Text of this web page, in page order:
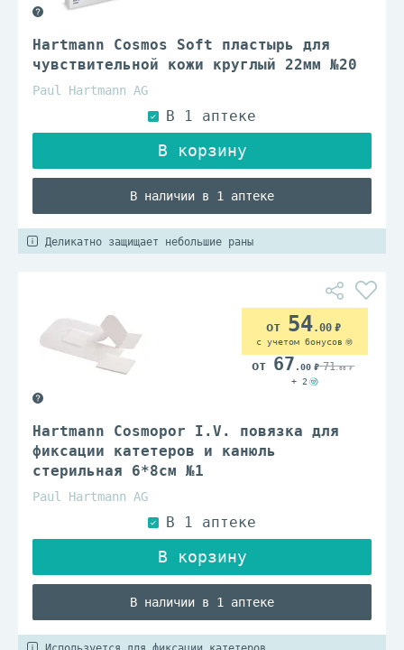
Hartmann Cosmos Soft пластырь для
чувствительной кожи круглый 22мм №20
Paul Hartmann AG
В наличии в 1 аптеке
Деликатно защищает небольшие раны
Hartmann Cosmopor I.V. повязка для
фиксации катетеров и канюль
стерильная 6*8см №1
Paul Hartmann AG
В наличии в 1 аптеке
54.00
с учетом бонусов
67 .00 71.00
+ 2